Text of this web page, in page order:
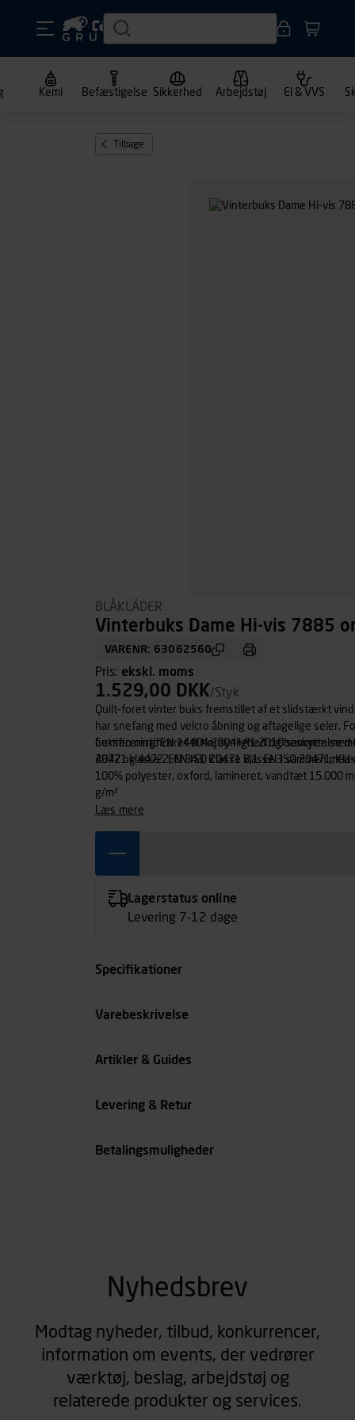
Kemi Befæstigelse Sikkerhed Arbejdstøj El & VVS
Tilbage
BLÅKLÄDER
Vinterbuks Dame Hi-vis 7885
VARENR: 63062560
Pris: ekskl. moms
1.529,00 DKK/Styk
Quilt-foret vinter buks fremstillet af et slidstærkt
har snefang med velcro åbning og aftagelige seler.
buksen certificeret til høj synlighed og beskyttelse
20471 klasse 2, EN ISO 20471 klasse 3 sammen med
Certificering: EN 14404:2004+A1:2010 sammen
4872 og 4472. EN 343, Klasse 3,1. EN ISO 20471,
100% polyester, oxford, lamineret, vandtæt 15.000
g/m²
læs mere
Lagerstatus online
Levering 7-12 dage
Specifikationer
Størrelse
Varebeskrivelse
Artikler & Guides
Levering & Retur
Betalingsmuligheder
Nyhedsbrev
Modtag nyheder, tilbud, konkurrencer,
information om events, der vedrører
værktøj, beslag, arbejdstøj og
relaterede produkter og services.